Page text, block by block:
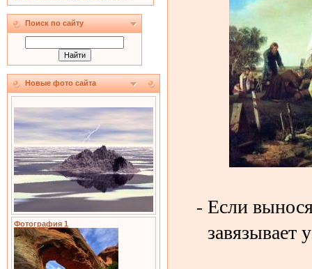
Поиск по сайту
Новые фото сайта
Фотография 1
- Если
завязывает